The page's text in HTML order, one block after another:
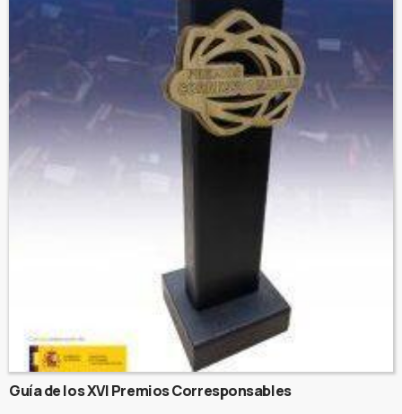
Guía de los XVI Premios Corresponsables